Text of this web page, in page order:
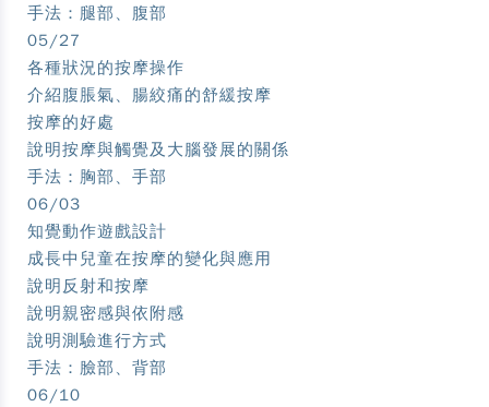
手法：腿部、腹部
05/27
各種狀況的按摩操作
介紹腹脹氣、腸絞痛的舒緩按摩
按摩的好處
說明按摩與觸覺及大腦發展的關係
手法：胸部、手部
06/03
知覺動作遊戲設計
成長中兒童在按摩的變化與應用
說明反射和按摩
說明親密感與依附感
說明測驗進行方式
手法：臉部、背部
06/10